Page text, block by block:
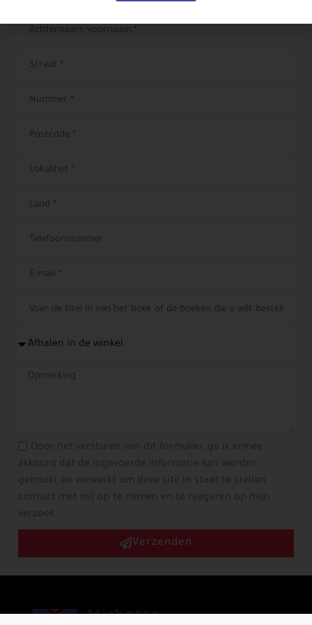
Door het versturen van dit formulier, ga ik ermee
akkoord dat de ingevoerde informatie kan worden
gebruikt en verwerkt om deze site in staat te stellen
contact met mij op te nemen en te reageren op mijn
verzoek.
Verzenden